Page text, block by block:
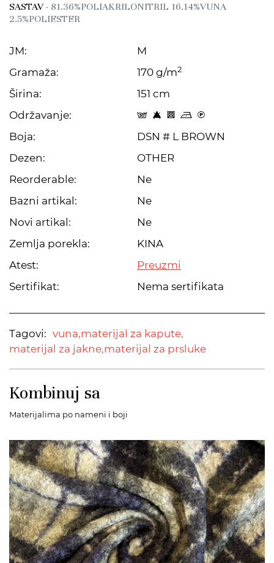
SASTAV- 81.36%POLIAKRILONITRIL 16.14%VUNA
2.5%POLIESTER
JM:
M
Gramaža:
170 g/m2
Širina:
151 cm
Održavanje:
s 8 H o C
Boja:
DSN # L BROWN
Dezen:
OTHER
Reorderable:
Ne
Bazni artikal:
Ne
Novi artikal:
Ne
Zemlja porekla:
KINA
Atest:
Preuzmi
Sertifikat:
Nema sertifikata
Tagovi: vuna,materijal za kapute,
materijal za jakne,materijal za prsluke
Kombinuj sa
Materijalima po nameni i boji